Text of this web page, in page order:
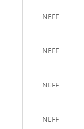
NEFF
NEFF
NEFF
NEFF